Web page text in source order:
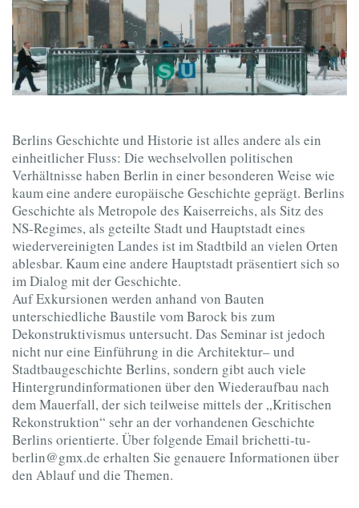
Berlins Geschichte und Historie ist alles andere als ein
einheitlicher Fluss: Die wechselvollen politischen
Verhältnisse haben Berlin in einer besonderen Weise wie
kaum eine andere europäische Geschichte geprägt. Berlins
Geschichte als Metropole des Kaiserreichs, als Sitz des
NS-Regimes, als geteilte Stadt und Hauptstadt eines
wiedervereinigten Landes ist im Stadtbild an vielen Orten
ablesbar. Kaum eine andere Hauptstadt präsentiert sich so
im Dialog mit der Geschichte.
Auf Exkursionen werden anhand von Bauten
unterschiedliche Baustile vom Barock bis zum
Dekonstruktivismus untersucht. Das Seminar ist jedoch
nicht nur eine Einführung in die Architektur– und
Stadtbaugeschichte Berlins, sondern gibt auch viele
Hintergrundinformationen über den Wiederaufbau nach
dem Mauerfall, der sich teilweise mittels der „Kritischen
Rekonstruktion“ sehr an der vorhandenen Geschichte
Berlins orientierte. Über folgende Email brichetti-tu-
berlin@gmx.de erhalten Sie genauere Informationen über
den Ablauf und die Themen.